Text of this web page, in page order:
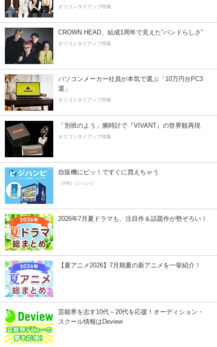
オリコンタイアップ特集
CROWN HEAD、結成1周年で見えた”バンドらしさ”
オリコンタイアップ特集
パソコンメーカー社員が本気で選ぶ「10万円台PC3
選」
オリコンタイアップ特集
「別班のよう」腕時計で『VIVANT』の世界観再現
オリコンタイアップ特集
自販機にピッ！ですぐに買えちゃう
（PR）ジハンピ
2026年7月夏ドラマも、注目作＆話題作が勢ぞろい！
【夏アニメ2026】7月期夏の新アニメを一挙紹介！
芸能界を志す10代～20代を応援！オーディション・
スクール情報はDeview